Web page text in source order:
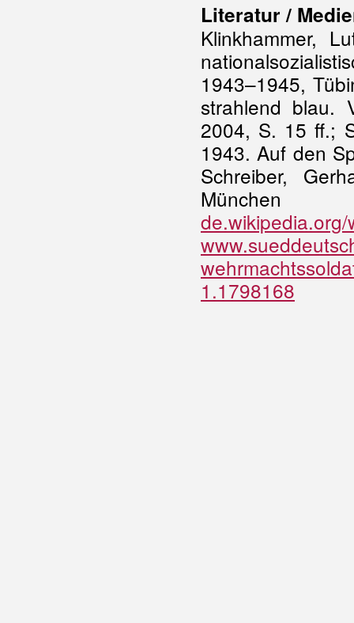
Literatur /
Klinkhammer,
1943–1945,
strahlend blau.
2004, S. 15 ff.;
1943. Auf den
Schreiber,
1.1798168